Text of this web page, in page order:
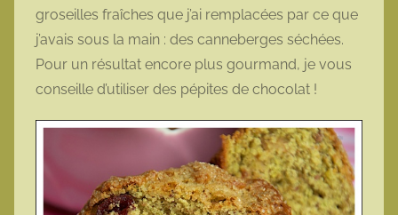
groseilles fraîches que j’ai remplacées par ce que
j’avais sous la main : des canneberges séchées.
Pour un résultat encore plus gourmand, je vous
conseille d’utiliser des pépites de chocolat !